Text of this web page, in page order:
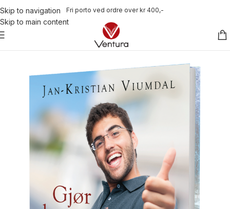
Skip to navigation
Skip to main content
Fri porto ved ordre over kr 400,-